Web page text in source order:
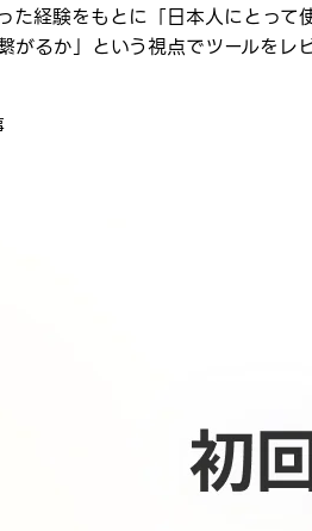
た経験をもとに「日本人にとって
がるか」という視点でツールをレ